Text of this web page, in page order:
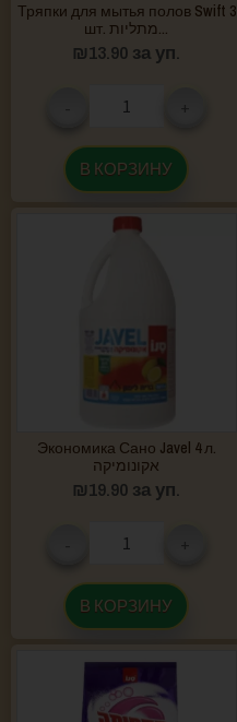
Тряпки для мытья полов Swift 3
шт. מתליות...
₪13.90 за уп.
В КОРЗИНУ
Экономика Сано Javel 4 л.
אקונומיקה
₪19.90 за уп.
В КОРЗИНУ